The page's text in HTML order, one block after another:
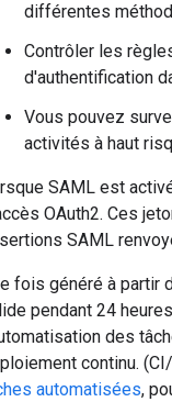
différentes
Contrôler les
d'authentification
Vous pouvez
activités à haut
SAML est
OAuth2. Ces
SAML
fois généré à partir
pendant 24
des
continu.
automatisées,